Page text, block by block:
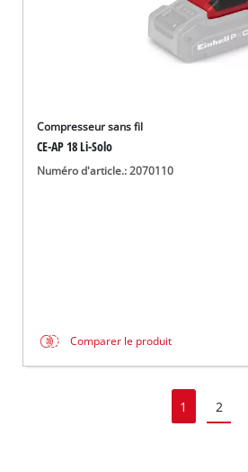
Compresseur sans fil
CE-AP 18 Li-Solo
Numéro d'article.: 2070110
Comparer le produit
1 2